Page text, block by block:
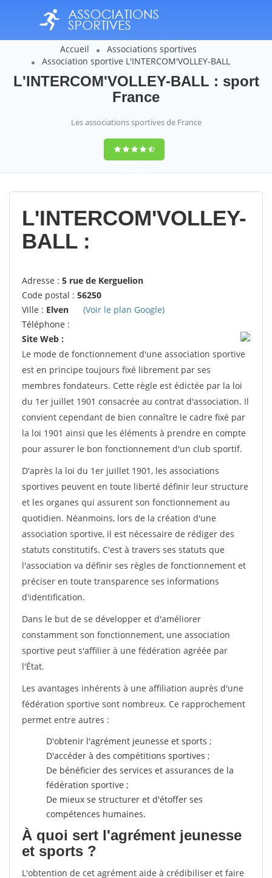
Accueil
Associations sportives
Association sportive L'INTERCOM'VOLLEY-BALL
L'INTERCOM'VOLLEY-BALL : sport
France
Les associations sportives de France
9,4(100%)
14358votes
L'INTERCOM'VOLLEY-
BALL :
Adresse : 5 rue de Kerguelion
Code postal : 56250
Ville : Elven
(Voir le plan Google)
Téléphone :
Site Web :
Le mode de fonctionnement d'une association sportive
est en principe toujours fixé librement par ses
membres fondateurs. Cette règle est édictée par la loi
du 1er juillet 1901 consacrée au contrat d'association. Il
convient cependant de bien connaître le cadre fixé par
la loi 1901 ainsi que les éléments à prendre en compte
pour assurer le bon fonctionnement d'un club sportif.
D'après la loi du 1er juillet 1901, les associations
sportives peuvent en toute liberté définir leur structure
et les organes qui assurent son fonctionnement au
quotidien. Néanmoins, lors de la création d'une
association sportive, il est nécessaire de rédiger des
statuts constitutifs. C'est à travers ses statuts que
l'association va définir ses règles de fonctionnement et
préciser en toute transparence ses informations
d'identification.
Dans le but de se développer et d'améliorer
constamment son fonctionnement, une association
sportive peut s'affilier à une fédération agréée par
l'État.
Les avantages inhérents à une affiliation auprès d'une
fédération sportive sont nombreux. Ce rapprochement
permet entre autres :
D'obtenir l'agrément jeunesse et sports ;
D'accéder à des compétitions sportives ;
De bénéficier des services et assurances de la
fédération sportive ;
De mieux se structurer et d'étoffer ses
compétences humaines.
À quoi sert l'agrément jeunesse
et sports ?
L'obtention de cet agrément aide à crédibiliser et faire